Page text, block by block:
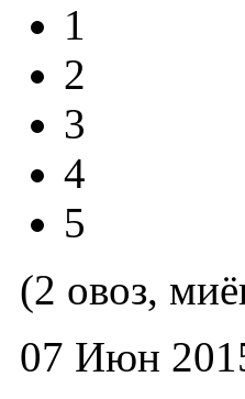
1
2
3
4
5
(2 овоз,
07 Июн